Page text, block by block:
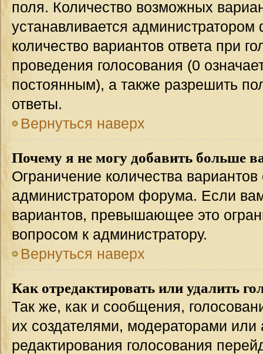
поля. Количество возможных
устанавливается
количество вариантов ответа при
проведения голосования (0
постоянным), а также разрешить
ответы.
Вернуться наверх
Почему я не могу добавить больше
Ограничение количества вариантов
администратором форума. Если
вариантов, превышающее это
вопросом к администратору.
Вернуться наверх
Как отредактировать или удалить
Так же, как и сообщения,
их создателями, модераторами
редактирования голосования